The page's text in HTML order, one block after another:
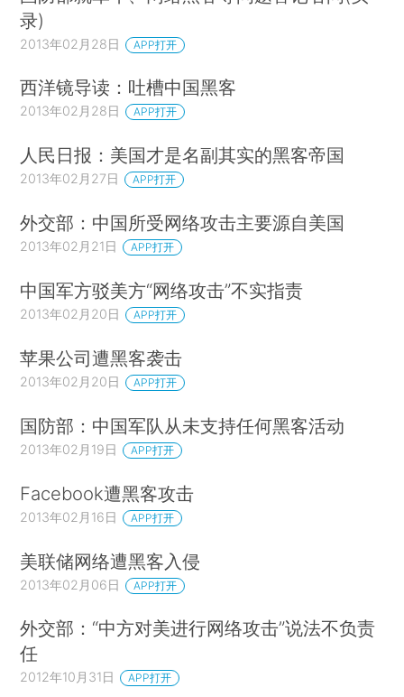
录)
2013年02月28日 APP打开
西洋镜导读：吐槽中国黑客
2013年02月28日 APP打开
人民日报：美国才是名副其实的黑客帝国
2013年02月27日 APP打开
外交部：中国所受网络攻击主要源自美国
2013年02月21日 APP打开
中国军方驳美方“网络攻击”不实指责
2013年02月20日 APP打开
苹果公司遭黑客袭击
2013年02月20日 APP打开
国防部：中国军队从未支持任何黑客活动
2013年02月19日 APP打开
Facebook遭黑客攻击
2013年02月16日 APP打开
美联储网络遭黑客入侵
2013年02月06日 APP打开
外交部：“中方对美进行网络攻击”说法不负责
任
2012年10月31日 APP打开